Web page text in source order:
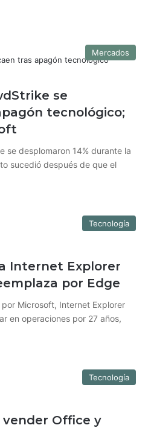
Mercados
se
tecnológico;
se desplomaron 14% durante la
sucedió después de que el
Tecnología
Internet Explorer
por Edge
Microsoft, Internet Explorer
en operaciones por 27 años,
Tecnología
Office y